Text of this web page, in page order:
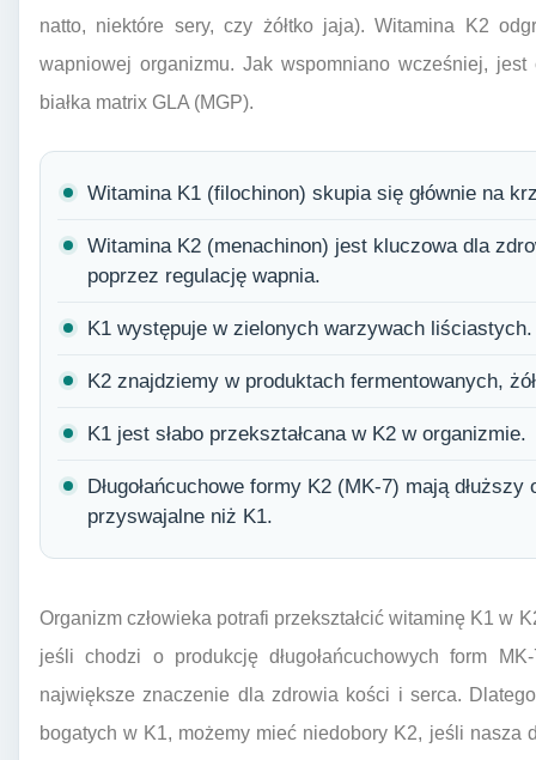
natto, niektóre sery, czy żółtko jaja). Witamina K2
wapniowej organizmu. Jak wspomniano wcześniej,
białka matrix GLA (MGP).
Witamina K1 (filochinon) skupia się głównie na
Witamina K2 (menachinon) jest kluczowa dla
poprzez regulację wapnia.
K1 występuje w zielonych warzywach liściastych.
K2 znajdziemy w produktach fermentowanych,
K1 jest słabo przekształcana w K2 w organizmie.
Długołańcuchowe formy K2 (MK-7) mają
przyswajalne niż K1.
Organizm człowieka potrafi przekształcić witaminę K1 w
jeśli chodzi o produkcję długołańcuchowych form
największe znaczenie dla zdrowia kości i serca.
bogatych w K1, możemy mieć niedobory K2, jeśli nasza